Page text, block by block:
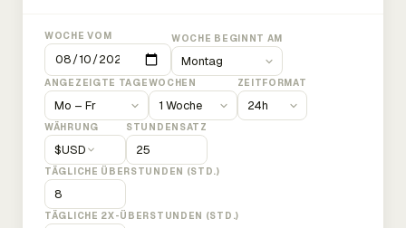
WOCHE VOM WOCHE BEGINNT AM
ANGEZEIGTE TAGEWOCHEN ZEITFORMAT
WÄHRUNG
$USD
STUNDENSATZ
TÄGLICHE ÜBERSTUNDEN (STD.)
TÄGLICHE 2X-ÜBERSTUNDEN (STD.)